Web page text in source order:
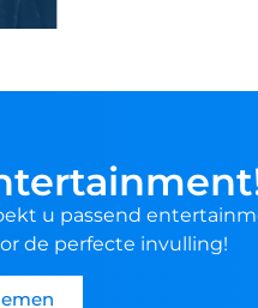
u passend
de perfecte invulling!